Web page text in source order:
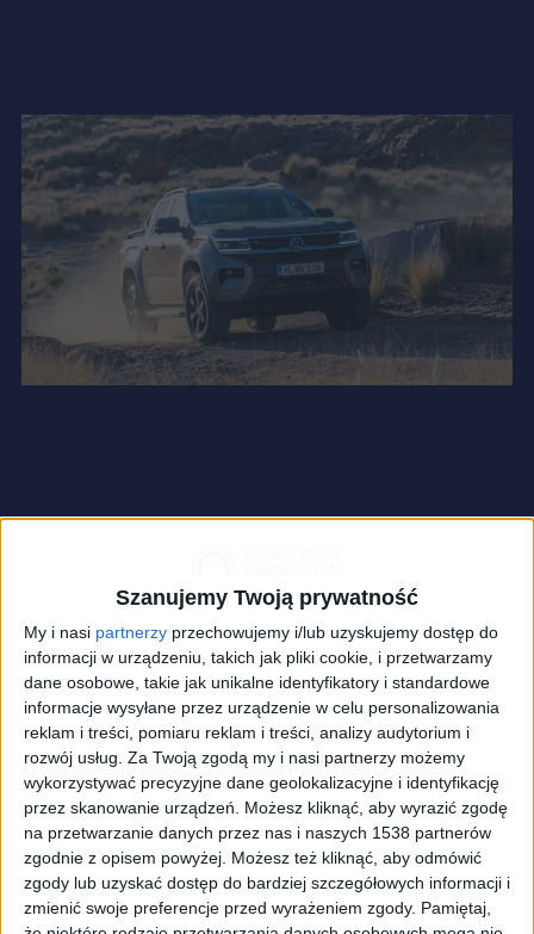
Szanujemy Twoją prywatność
My i nasi partnerzy przechowujemy i/lub uzyskujemy dostęp do
informacji w urządzeniu, takich jak pliki cookie, i przetwarzamy
dane osobowe, takie jak unikalne identyfikatory i standardowe
informacje wysyłane przez urządzenie w celu personalizowania
reklam i treści, pomiaru reklam i treści, analizy audytorium i
rozwój usług. Za Twoją zgodą my i nasi partnerzy możemy
wykorzystywać precyzyjne dane geolokalizacyjne i identyfikację
przez skanowanie urządzeń. Możesz kliknąć, aby wyrazić zgodę
na przetwarzanie danych przez nas i naszych 1538 partnerów
zgodnie z opisem powyżej. Możesz też kliknąć, aby odmówić
zgody lub uzyskać dostęp do bardziej szczegółowych informacji i
zmienić swoje preferencje przed wyrażeniem zgody. Pamiętaj,
Nowy Volkswagen Amarok Foto:materiały prasowe/Volkswagen
Na samym początku warto zaznaczyć, że w dobie
elektryfikacji i związanych z nią ambitnych planów